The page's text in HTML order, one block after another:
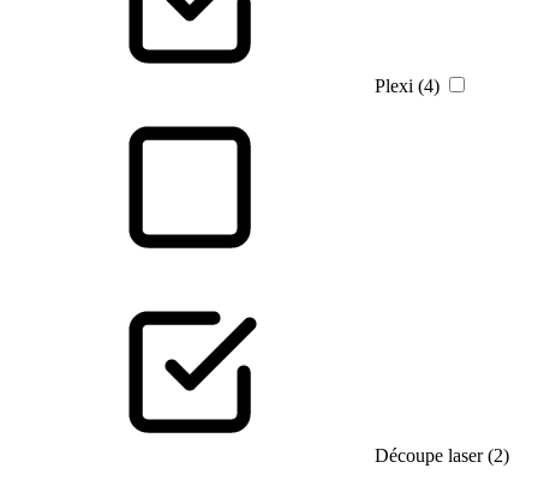
Plexi (4)
Découpe laser (2)